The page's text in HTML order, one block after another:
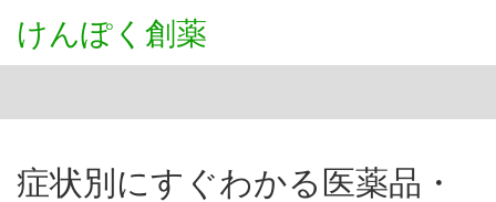
けんぽく創薬
症状別にすぐわかる医薬品・